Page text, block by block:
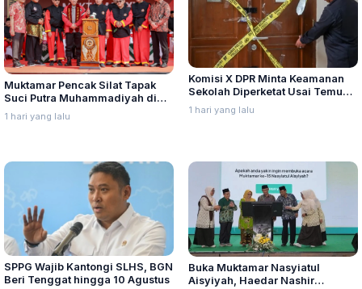
Muktamar Pencak Silat Tapak
Suci Putra Muhammadiyah di
Semarang Hadirkan Pesilat dari
Lima Negara
1 hari yang lalu
Komisi X DPR Minta Keamanan
Sekolah Diperketat Usai Temuan
Senjata dan Narkotika
1 hari yang lalu
SPPG Wajib Kantongi SLHS, BGN
Beri Tenggat hingga 10 Agustus
Buka Muktamar Nasyiatul
Aisyiyah, Haedar Nashir